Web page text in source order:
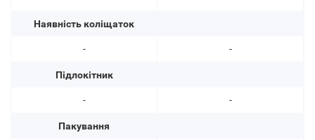
Наявність коліщаток
-
Підлокітник
-
Пакування
-
-